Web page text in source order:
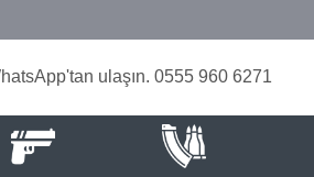
ulaşın. 0555 960 6271